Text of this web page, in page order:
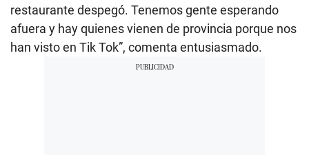
restaurante despegó. Tenemos gente esperando
afuera y hay quienes vienen de provincia porque nos
han visto en Tik Tok”, comenta entusiasmado.